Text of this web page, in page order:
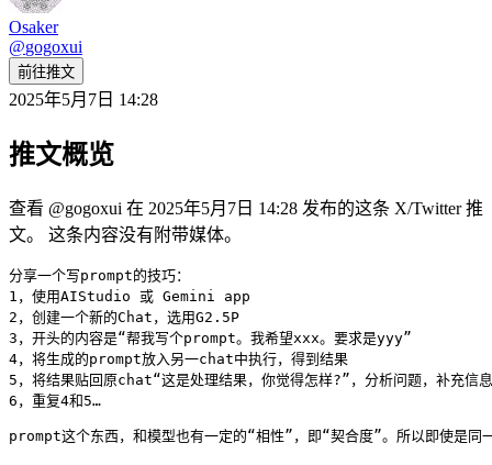
Osaker
@gogoxui
前往推文
2025年5月7日 14:28
推文概览
查看 @gogoxui 在 2025年5月7日 14:28 发布的这条 X/Twitter 推
文。 这条内容没有附带媒体。
分享一个写prompt的技巧：
1，使用AIStudio 或 Gemini app
2，创建一个新的Chat，选用G2.5P
3，开头的内容是“帮我写个prompt。我希望xxx。要求是yyy”
4，将生成的prompt放入另一chat中执行，得到结果
5，将结果贴回原chat“这是处理结果，你觉得怎样?”，分析问题，补充信
6，重复4和5…
prompt这个东西，和模型也有一定的“相性”，即“契合度”。所以即使是同